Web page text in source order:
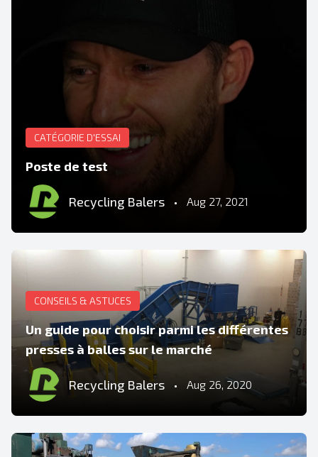
CATÉGORIE D'ESSAI
Poste de test
Recycling Balers • Aug 27, 2021
CONSEILS & ASTUCES
Un guide pour choisir parmi les différentes
presses à balles sur le marché
Recycling Balers • Aug 26, 2020